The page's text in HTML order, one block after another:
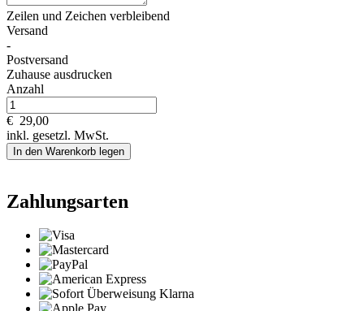
Zeilen und Zeichen verbleibend
Versand
-
Postversand
Zuhause ausdrucken
Anzahl
€ 29,00
inkl. gesetzl. MwSt.
In den Warenkorb legen
Zahlungsarten